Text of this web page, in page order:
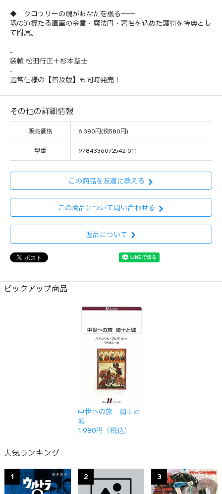
◆ クロウリーの魂があなたを護る――
魂の道標たる直筆の金言・魔法円・署名を込めた護符を特典とし
て附属。
-
装幀 松田行正＋杉本聖士
-
通常仕様の【普及版】も同時発売！
その他の詳細情報
販売価格 6,380円(税580円)
型番 9784336072542-011
この商品を友達に教える
この商品について問い合わせる
返品について
ピックアップ商品
中世への旅 騎士と
城
1,980円（税込）
人気ランキング
1 2 3